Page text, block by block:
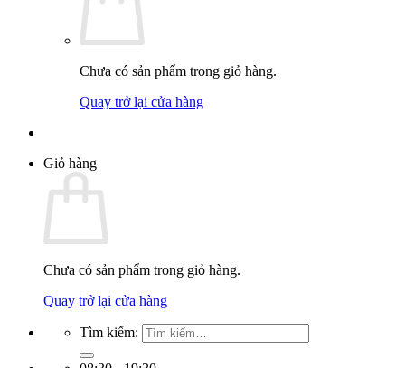
Chưa có sản phẩm trong giỏ hàng.
Quay trở lại cửa hàng
Giỏ hàng
Chưa có sản phẩm trong giỏ hàng.
Quay trở lại cửa hàng
Tìm kiếm: